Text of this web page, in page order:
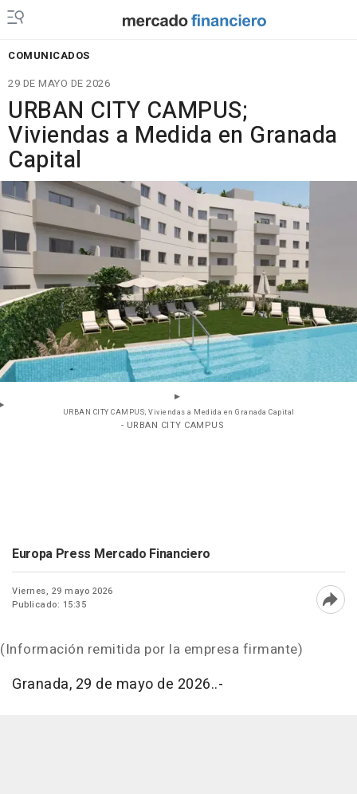
COMUNICADOS
29 DE MAYO DE 2026
URBAN CITY CAMPUS;
Viviendas a Medida en Granada
Capital
URBAN CITY CAMPUS; Viviendas a Medida en Granada Capital
- URBAN CITY CAMPUS
Europa Press Mercado Financiero
Viernes, 29 mayo 2026
Publicado: 15:35
(Información remitida por la empresa firmante)
Granada, 29 de mayo de 2026..-